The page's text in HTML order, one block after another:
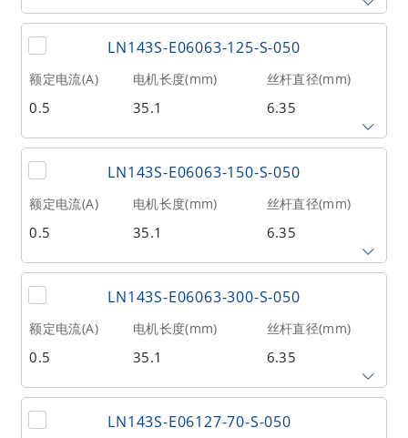
2 20 0.21
丝杆导程(mm) 丝杆长度(mm) 额定推力(N
@300RPM)
相数 转子惯量(g•cm²) 重量(kg)
2 20 0.21
LN143S-E06063-125-S-050
额定电流(A) 电机长度(mm) 丝杆直径(mm)
0.5 35.1 6.35
丝杆导程(mm) 丝杆长度(mm) 额定推力(N
@300RPM)
相数 转子惯量(g•cm²) 重量(kg)
2 20 0.21
LN143S-E06063-150-S-050
额定电流(A) 电机长度(mm) 丝杆直径(mm)
0.5 35.1 6.35
丝杆导程(mm) 丝杆长度(mm) 额定推力(N
@300RPM)
相数 转子惯量(g•cm²) 重量(kg)
2 20 0.21
LN143S-E06063-300-S-050
额定电流(A) 电机长度(mm) 丝杆直径(mm)
0.5 35.1 6.35
丝杆导程(mm) 丝杆长度(mm) 额定推力(N
@300RPM)
LN143S-E06127-70-S-050